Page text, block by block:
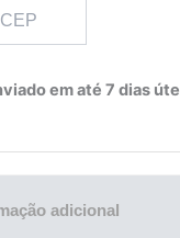
em até 7 dias
adicional